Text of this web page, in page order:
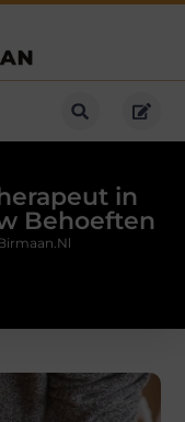
in
Behoeften